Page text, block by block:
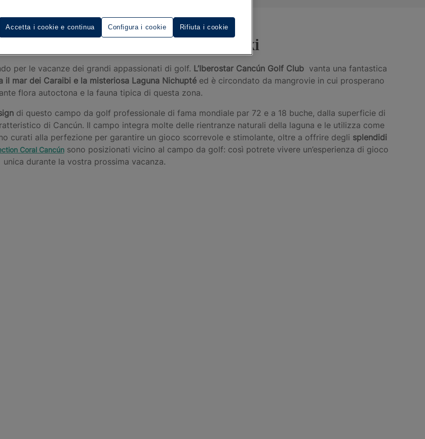
Golf Club progettato da Isao Aoki
per le vacanze dei grandi appassionati di golf. L’Iberostar Cancún Golf Club vanta una fantastica
il mar dei Caraibi e la misteriosa Laguna Nichupté ed è circondato da mangrovie in cui prosperano
flora autoctona e la fauna tipica di questa zona.
di questo campo da golf professionale di fama mondiale par 72 e a 18 buche, dalla superficie di
di Cancún. Il campo integra molte delle rientranze naturali della laguna e le utilizza come
curati alla perfezione per garantire un gioco scorrevole e stimolante, oltre a offrire degli splendidi
Coral Cancúnsono posizionati vicino al campo da golf: così potrete vivere un’esperienza di gioco
unica durante la vostra prossima vacanza.
Configura i cookie Rifiuta i cookie
Accetta i cookie e continua